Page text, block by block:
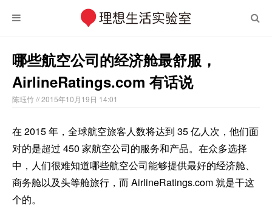
哪些航空公司的经济舱最舒服，
AirlineRatings.com 有话说
陈珏竹// 2015年10月19日 14:01
在 2015 年，全球航空旅客人数将达到 35 亿人次，他们面
对的是超过 450 家航空公司的服务和产品。在众多选择
中，人们很难知道哪些航空公司能够提供最好的经济舱、
商务舱以及头等舱旅行，而 AirlineRatings.com 就是干这
个的。